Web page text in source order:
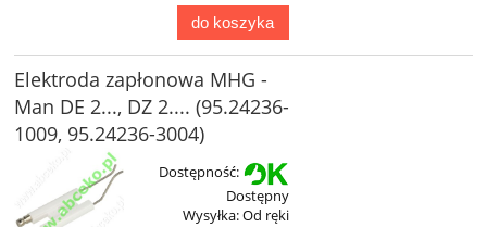
do koszyka
Elektroda zapłonowa MHG -
Man DE 2..., DZ 2.... (95.24236-
1009, 95.24236-3004)
Dostępność:
Dostępny
Wysyłka:Od ręki